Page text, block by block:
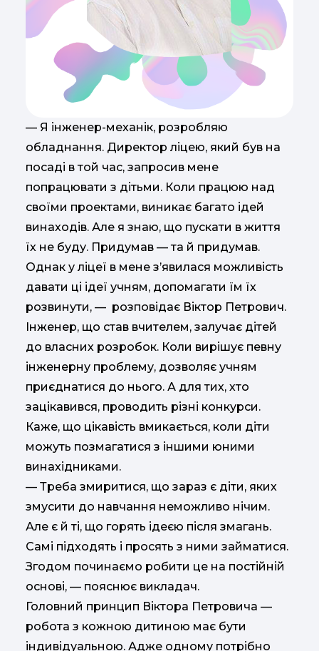
— Я інженер-механік, розробляю
обладнання. Директор ліцею, який був на
посаді в той час, запросив мене
попрацювати з дітьми. Коли працюю над
своїми проектами, виникає багато ідей
винаходів. Але я знаю, що пускати в життя
їх не буду. Придумав — та й придумав.
Однак у ліцеї в мене з’явилася можливість
давати ці ідеї учням, допомагати їм їх
розвинути, — розповідає Віктор Петрович.
Інженер, що став вчителем, залучає дітей
до власних розробок. Коли вирішує певну
інженерну проблему, дозволяє учням
приєднатися до нього. А для тих, хто
зацікавився, проводить різні конкурси.
Каже, що цікавість вмикається, коли діти
можуть позмагатися з іншими юними
винахідниками.
— Треба змиритися, що зараз є діти, яких
змусити до навчання неможливо нічим.
Але є й ті, що горять ідеєю після змагань.
Самі підходять і просять з ними займатися.
Згодом починаємо робити це на постійній
основі, — пояснює викладач.
Головний принцип Віктора Петровича —
робота з кожною дитиною має бути
індивідуальною. Адже одному потрібно